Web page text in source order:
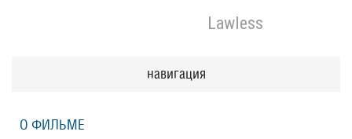
Lawless
навигация
О ФИЛЬМЕ